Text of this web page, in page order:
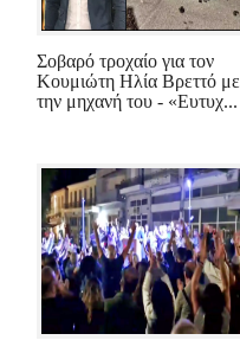
Σοβαρό τροχαίο για τον
Κουμιώτη Ηλία Βρεττό με
την μηχανή του - «Ευτυχ...